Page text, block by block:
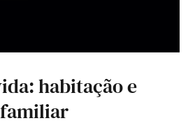
habitação e